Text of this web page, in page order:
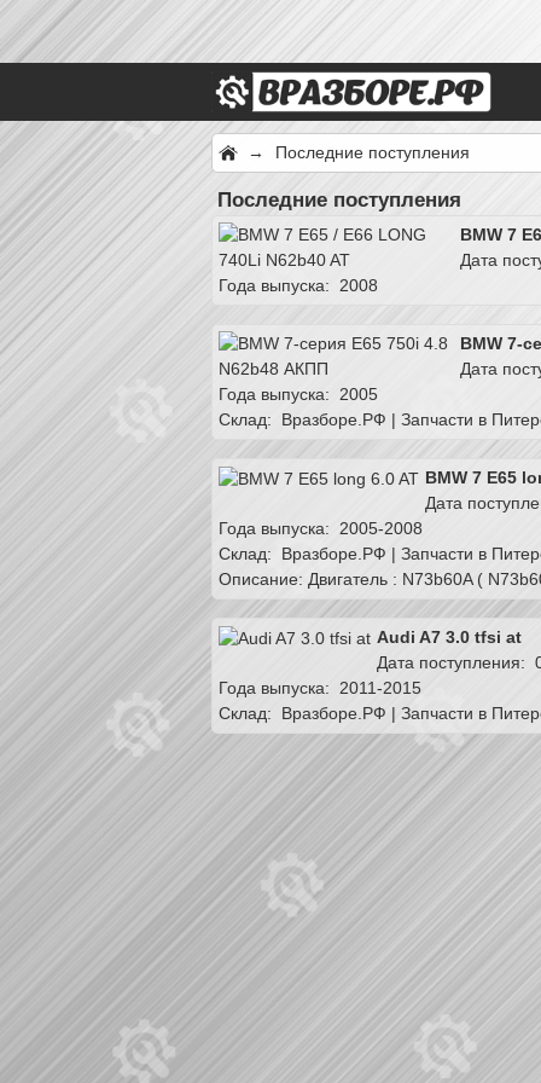
→ Последние поступления
Последние поступления
BMW 7
Дата
Года выпуска: 2008
BMW 7-
Дата
Года выпуска: 2005
Склад: Вразборе.РФ | Запчасти в
BMW 7 E65
Дата
Года выпуска: 2005-2008
Склад: Вразборе.РФ | Запчасти в
Описание: Двигатель : N73b60A (
Audi A7 3.0 tfsi at
Дата поступления:
Года выпуска: 2011-2015
Склад: Вразборе.РФ | Запчасти в